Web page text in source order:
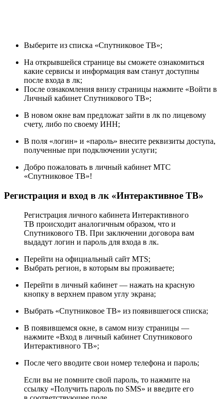
Выберите из списка «Спутниковое ТВ»;
На открывшейся странице вы сможете ознакомиться
какие сервисы и информация вам станут доступны
после входа в лк;
После ознакомления внизу страницы нажмите «Войти в
Личный кабинет Спутникового ТВ»;
В новом окне вам предложат зайти в лк по лицевому
счету, либо по своему ИНН;
В поля «логин» и «пароль» внесите реквизиты доступа,
полученные при подключении услуги;
Добро пожаловать в личный кабинет МТС
«Спутниковое ТВ»!
Регистрация и вход в лк «Интерактивное ТВ»
Регистрация личного кабинета Интерактивного
ТВ происходит аналогичным образом, что и
Спутникового ТВ. При заключении договора вам
выдадут логин и пароль для входа в лк.
Перейти на официальный сайт MTS;
Выбрать регион, в которым вы проживаете;
Перейти в личный кабинет — нажать на красную
кнопку в верхнем правом углу экрана;
Выбрать «Спутниковое ТВ» из появившегося списка;
В появившемся окне, в самом низу страницы —
нажмите «Вход в личный кабинет Спутникового
Интерактивного ТВ»;
После чего вводите свои номер телефона и пароль;
Если вы не помните свой пароль, то нажмите на
ссылку «Получить пароль по SMS» и введите его